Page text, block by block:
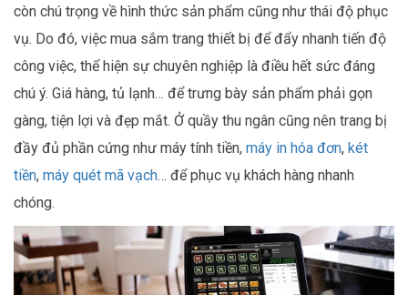
còn chú trọng về hình thức sản phẩm cũng như thái độ phục
vụ. Do đó, việc mua sắm trang thiết bị để đẩy nhanh tiến độ
công việc, thể hiện sự chuyên nghiệp là điều hết sức đáng
chú ý. Giá hàng, tủ lạnh… để trưng bày sản phẩm phải gọn
gàng, tiện lợi và đẹp mắt. Ở quầy thu ngân cũng nên trang bị
đầy đủ phần cứng như máy tính tiền, máy in hóa đơn, két
tiền, máy quét mã vạch… để phục vụ khách hàng nhanh
chóng.